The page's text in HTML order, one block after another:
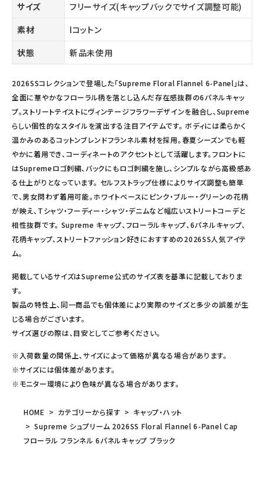
サイズ
フリーサイズ(キャップバックでサイズ調整可能)
素材
lコットン
状態
新品未使用
2026SSコレクションで登場した「Supreme Floral Flannel 6-Panel」は、
全面に華やかなフローラル柄を落とし込んだ存在感抜群の6パネルキャッ
プ。ストリートテイストにヴィンテージフラワーデザインを融合し、Supreme
らしい個性的なスタイルを演出する注目アイテムです。 ボディには柔らかく
温かみのあるコットンブレンドフランネル素材を採用。春夏シーズンでも軽
やかに着用でき、コーディネートのアクセントとして活躍します。フロントに
はSupremeロゴ刺繍、バックにもロゴ刺繍を施し、シンプルながら高級感あ
る仕上がりとなっています。 セルフストラップ仕様によりサイズ調整も簡単
で、男女問わず着用可能。ホワイトベースにピンク・ブルー・グリーンの花柄
が映え、Tシャツ・フーディー・シャツ・デニムなど幅広いストリートコーデと
相性抜群です。 Supreme キャップ、フローラルキャップ、6パネルキャップ、
花柄キャップ、ストリートファッション好きにおすすめの2026SS人気アイテ
ム。
掲載しているサイズはSupreme公式のサイズ表を基準に記載しておりま
す。
製品の特性上、同一商品でも個体差により実際のサイズと多少の誤差が生
じる場合がございます。
サイズ選びの際は、目安としてご参考ください。
※入荷数量の関係上、サイズによって価格が異なる場合があります。
※サイズには個体差があります。
※モニター環境により色味が異なる場合があります。
HOME カテゴリーから探す
キャップ・ハット
Supreme シュプリーム 2026SS Floral Flannel 6-Panel Cap
フローラル フランネル 6パネルキャップ ブラック